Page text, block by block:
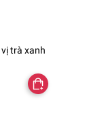
trà xanh